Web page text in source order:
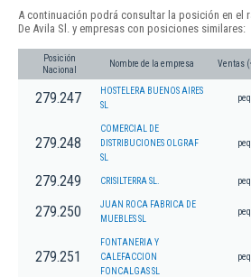
A continuación podrá consultar la posición en el
De Avila Sl. y empresas con posiciones similares:
Posición
Nacional
Nombre de la empresa Ventas
279.247
HOSTELERA BUENOS AIRES
SL
279.248
COMERCIAL DE
DISTRIBUCIONES OLGRAF
SL
279.249 CRISILTERRA SL.
279.250
JUAN ROCA FABRICA DE
MUEBLES SL
279.251
FONTANERIA Y
CALEFACCION
FONCALGAS SL